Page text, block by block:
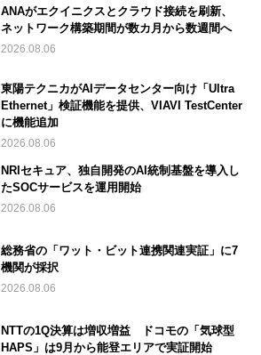
ANAがエクイニクスとクラウド接続を刷新、
ネットワーク構築期間が数カ月から数週間へ
2026.08.06
東陽テクニカがAIデータセンター向け「Ultra
Ethernet」検証機能を提供、VIAVI TestCenter
に機能追加
2026.08.06
NRIセキュア、独自開発のAI統制基盤を導入し
たSOCサービスを運用開始
2026.08.06
総務省の「ワット・ビット連携関連実証」に7
機関が採択
2026.08.06
NTTの1Q決算は増収増益 ドコモの「気球型
HAPS」は9月から能登エリアで実証開始